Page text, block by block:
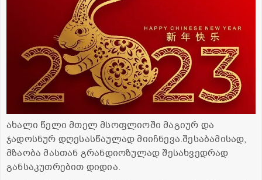
ახალი წელი მთელ მსოფლიოში მაგიურ და
ჯადოსნურ დღესასწაულად მიიჩნევა.შესაბამისად,
მზაობა მასთან გრანდიოზულად შესახვედრად
განსაკუთრებით დიდია.